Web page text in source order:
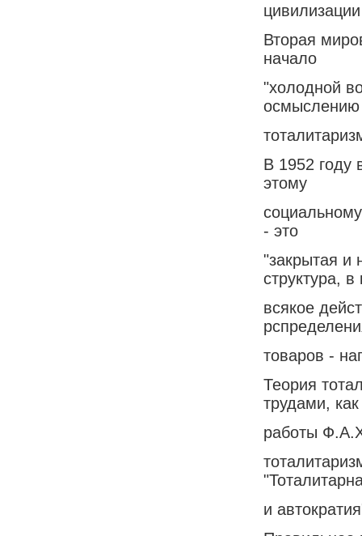
Вторая
начало
"холодной
осмыслению
В 1952
этому
- это
"закрытая и
структура, в
всякое
товаров -
Теория
трудами, как
работы
и